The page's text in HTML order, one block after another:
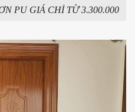
PU GIÁ CHỈ TỪ 3.300.000